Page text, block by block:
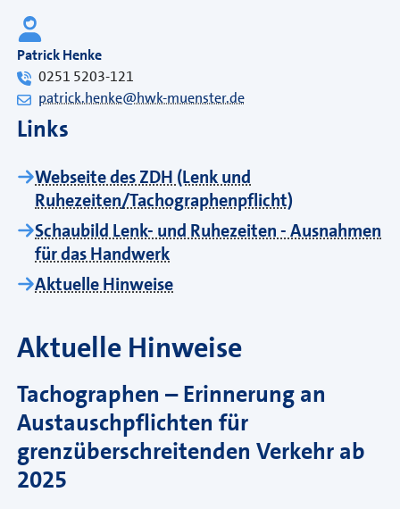
Patrick Henke
0251 5203-121
patrick.henke@hwk-muenster.de
Links
Webseite des ZDH (Lenk und
Ruhezeiten/Tachographenpflicht)
Schaubild Lenk- und Ruhezeiten - Ausnahmen
für das Handwerk
Aktuelle Hinweise
Aktuelle Hinweise
Tachographen – Erinnerung an
Austauschpflichten für
grenzüberschreitenden Verkehr ab
2025